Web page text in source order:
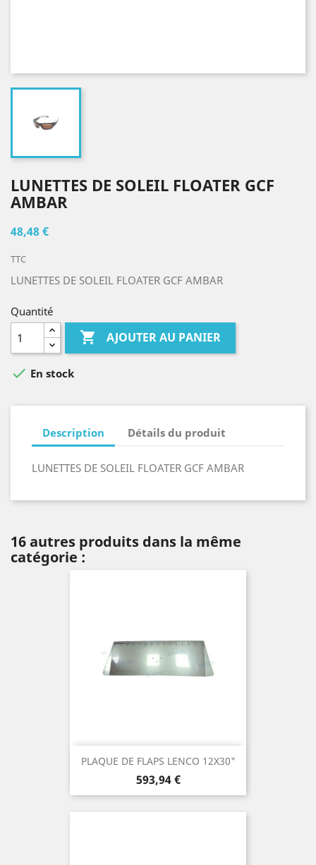
LUNETTES DE SOLEIL FLOATER GCF
AMBAR
48,48 €
TTC
LUNETTES DE SOLEIL FLOATER GCF AMBAR
Quantité
 AJOUTER AU PANIER
 En stock
Description Détails du produit
LUNETTES DE SOLEIL FLOATER GCF AMBAR
16 autres produits dans la même
catégorie :
PLAQUE DE FLAPS LENCO 12X30"
Prix
593,94 €